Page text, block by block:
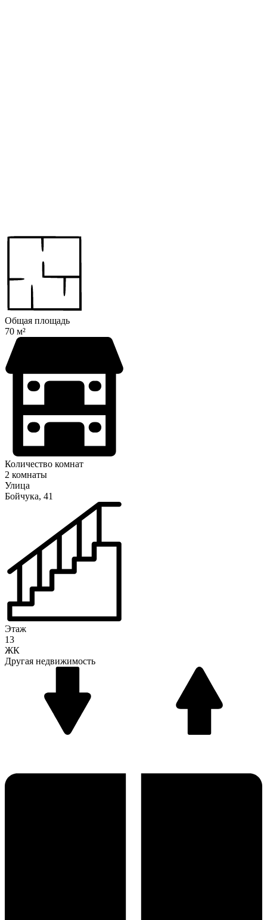
Общая площадь
70 м²
Количество комнат
2 комнаты
Улица
Бойчука, 41
Этаж
13
ЖК
Другая недвижимость